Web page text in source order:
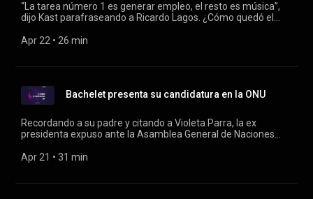
“La tarea número 1 es generar empleo, el resto es música”,
dijo Kast parafraseando a Ricardo Lagos. ¿Cómo quedó el
con el PDG? Conducen: Verónica Franco y Rodrigo Vergara.
Apr 22 • 26 min
Bachelet presenta su candidatura en la ONU
Recordando a su padre y citando a Violeta Parra, la ex
presidenta expuso ante la Asamblea General de Naciones
la ley “miscelánea” todavía no llega al Congreso. Conducen:
Apr 21 • 31 min